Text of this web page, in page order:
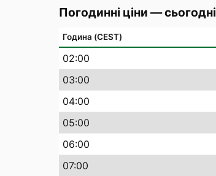
Погодинні ціни — сьогодні
Година (CEST)
02:00
03:00
04:00
05:00
06:00
07:00